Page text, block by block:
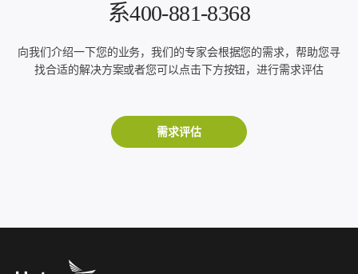
系400-881-8368
向我们介绍一下您的业务，我们的专家会根据您的需求，帮助您寻
找合适的解决方案或者您可以点击下方按钮，进行需求评估
需求评估